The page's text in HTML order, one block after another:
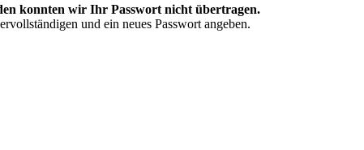
konnten wir Ihr Passwort nicht übertragen.
und ein neues Passwort angeben.